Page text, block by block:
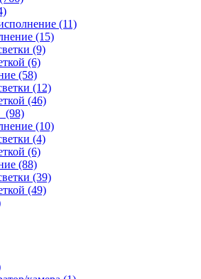
(11)
(15)
(9)
(6)
(58)
(12)
(46)
(98)
(10)
(4)
(6)
(88)
(39)
(49)